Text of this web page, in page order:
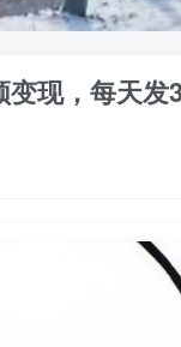
现，每天